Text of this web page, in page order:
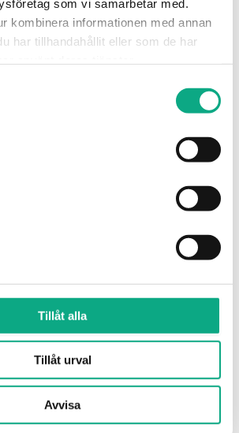
som vi samarbetar med.
kombinera informationen med annan
har tillhandahållit eller som de har
Tillåt alla
Tillåt urval
Avvisa
service får du snabb hjälp
för stabilare drift.
i Växjö
i Växjö
rensar ledningarna och
och andra avloppsbekymmer